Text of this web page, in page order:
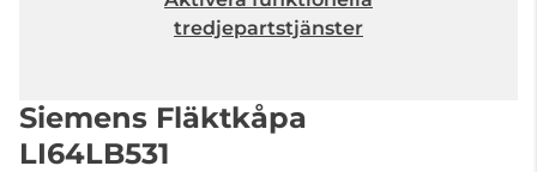
tredjepartstjänster
Siemens Fläktkåpa
LI64LB531